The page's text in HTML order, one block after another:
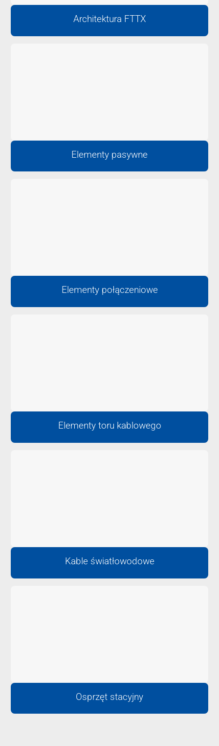
Architektura FTTX
Elementy pasywne
Elementy połączeniowe
Elementy toru kablowego
Kable światłowodowe
Osprzęt stacyjny